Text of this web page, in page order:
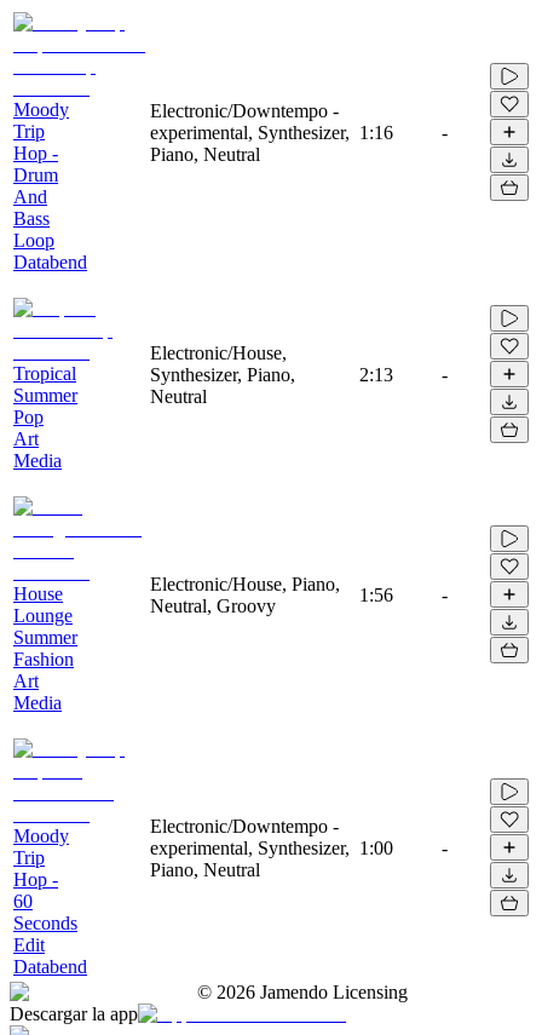
Moody
Trip
Hop -
Drum
And
Bass
Loop
Databend
Electronic/Downtempo -
experimental, Synthesizer,
Piano, Neutral
1:16 -
Tropical
Summer
Pop
Art
Media
Electronic/House,
Synthesizer, Piano,
Neutral
2:13 -
House
Lounge
Summer
Fashion
Art
Media
Electronic/House, Piano,
Neutral, Groovy
1:56 -
Moody
Trip
Hop -
60
Seconds
Edit
Databend
Electronic/Downtempo -
experimental, Synthesizer,
Piano, Neutral
1:00 -
© 2026 Jamendo Licensing
Descargar la app